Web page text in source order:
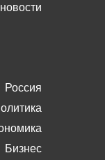
Россия
Бизнес